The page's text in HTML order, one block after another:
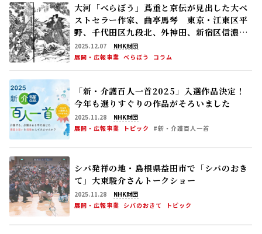
大河「べらぼう」蔦重と京伝が見出した大ベ
ストセラー作家、曲亭馬琴 東京・江東区平
野、千代田区九段北、外神田、新宿区信濃
町
2025.12.07
NHK財団
展開・広報事業 べらぼう コラム
「新・介護百人一首2025」入選作品決定！
今年も選りすぐりの作品がそろいました
2025.11.28
NHK財団
展開・広報事業
トピック #新・介護百人一首
シバ発祥の地・島根県益田市で「シバのおき
て」大東駿介さんトークショー
2025.11.28
NHK財団
展開・広報事業 シバのおきて トピック